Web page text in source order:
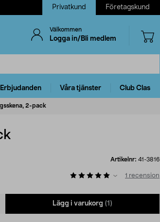
Privatkund Företagskund
Välkommen
Logga in/Bli medlem
Erbjudanden Våra tjänster Club Clas
2-pack
Artikelnr: 41-3816
1 recension
Lägg i varukorg (1)